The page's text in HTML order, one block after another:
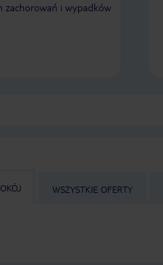
zachorowań i wypadków
WSZYSTKIE OFERTY